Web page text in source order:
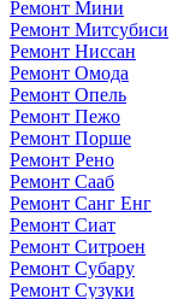
Ремонт Мини
Ремонт Митсубиси
Ремонт Ниссан
Ремонт Омода
Ремонт Опель
Ремонт Пежо
Ремонт Порше
Ремонт Рено
Ремонт Сааб
Ремонт Санг Енг
Ремонт Сиат
Ремонт Ситроен
Ремонт Субару
Ремонт Сузуки